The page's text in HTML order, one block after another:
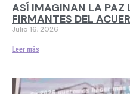
ASÍ IMAGINAN LA PAZ
FIRMANTES DEL
Julio 16, 2026
Leer más